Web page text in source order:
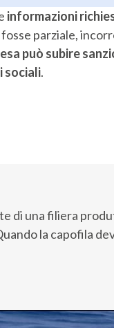
informazioni
fosse parziale,
può subire
sociali.
di una filiera
la capofila